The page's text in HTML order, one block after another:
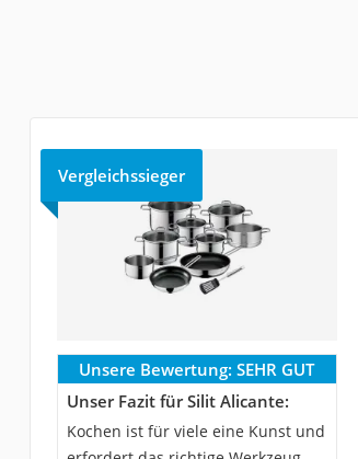
Vergleichssieger
Unsere Bewertung: SEHR GUT
Unser Fazit für Silit Alicante:
Kochen ist für viele eine Kunst und